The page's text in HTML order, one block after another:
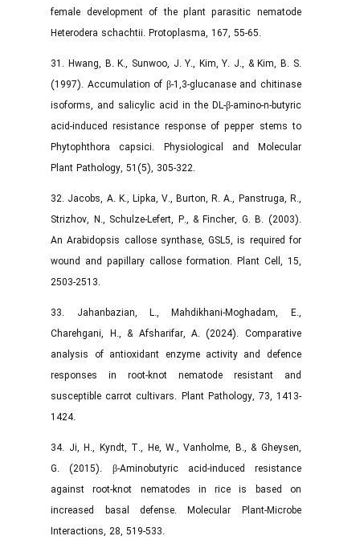
female development of the plant parasitic nematode
Heterodera schachtii. Protoplasma, 167, 55-65.
31. Hwang, B. K., Sunwoo, J. Y., Kim, Y. J., & Kim, B. S.
(1997). Accumulation of β-1,3-glucanase and chitinase
isoforms, and salicylic acid in the DL-β-amino-n-butyric
acid-induced resistance response of pepper stems to
Phytophthora capsici. Physiological and Molecular
Plant Pathology, 51(5), 305-322.
32. Jacobs, A. K., Lipka, V., Burton, R. A., Panstruga, R.,
Strizhov, N., Schulze-Lefert, P., & Fincher, G. B. (2003).
An Arabidopsis callose synthase, GSL5, is required for
wound and papillary callose formation. Plant Cell, 15,
2503-2513.
33. Jahanbazian, L., Mahdikhani-Moghadam, E.,
Charehgani, H., & Afsharifar, A. (2024). Comparative
analysis of antioxidant enzyme activity and defence
responses in root-knot nematode resistant and
susceptible carrot cultivars. Plant Pathology, 73, 1413-
1424.
34. Ji, H., Kyndt, T., He, W., Vanholme, B., & Gheysen,
G. (2015). β-Aminobutyric acid-induced resistance
against root-knot nematodes in rice is based on
increased basal defense. Molecular Plant-Microbe
Interactions, 28, 519-533.